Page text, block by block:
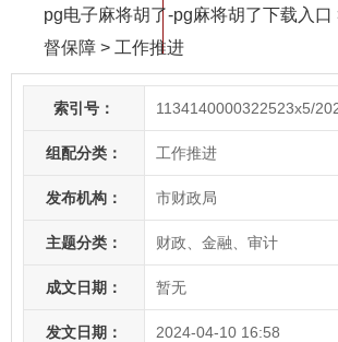
下载入口
pg电子麻将胡了-pg麻将胡了下载入口
督保障 > 工作推进
索引号： 1134140000322523x5/
组配分类： 工作推进
发布机构： 市财政局
主题分类： 财政、金融、审计
成文日期： 暂无
发文日期： 2024-04-10 16:58